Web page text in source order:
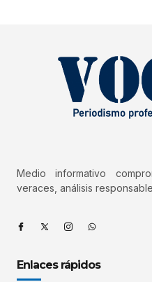
Medio informativo
veraces, análisis
Enlaces rápidos